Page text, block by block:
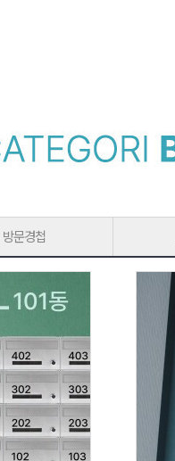
방문경첩